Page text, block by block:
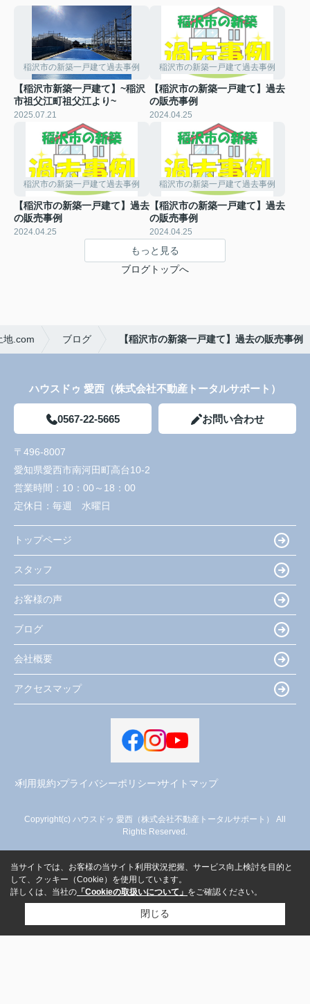
稲沢市の新築一戸建て過去事例
【稲沢市新築一戸建て】~稲沢
市祖父江町祖父江より~
2025.07.21
稲沢市の新築一戸建て過去事例
【稲沢市の新築一戸建て】過去
の販売事例
2024.04.25
稲沢市の新築一戸建て過去事例
【稲沢市の新築一戸建て】過去
の販売事例
2024.04.25
稲沢市の新築一戸建て過去事例
【稲沢市の新築一戸建て】過去
の販売事例
2024.04.25
もっと見る
ブログトップへ
地.com ブログ 【稲沢市の新築一戸建て】過去の販売事例
ハウスドゥ 愛西（株式会社不動産トータルサポート）
0567-22-5665 お問い合わせ
〒496-8007
愛知県愛西市南河田町高台10-2
営業時間： 10：00～18：00
定休日： 毎週 水曜日
トップページ
スタッフ
お客様の声
ブログ
会社概要
アクセスマップ
利用規約 プライバシーポリシー サイトマップ
Copyright(c) ハウスドゥ 愛西（株式会社不動産トータルサポート） All
Rights Reserved.
当サイトでは、お客様の当サイト利用状況把握、サービス向上検討を目的と
して、クッキー（Cookie）を使用しています。
詳しくは、当社の 「Cookieの取扱いについて」 をご確認ください。
閉じる